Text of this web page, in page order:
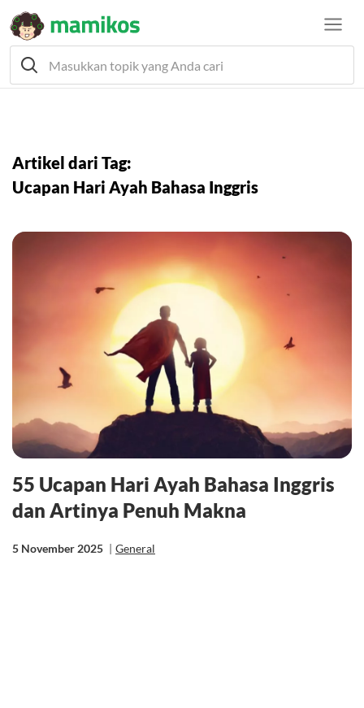
Artikel dari Tag:
Ucapan Hari Ayah Bahasa Inggris
55 Ucapan Hari Ayah Bahasa Inggris
dan Artinya Penuh Makna
5 November 2025 | General